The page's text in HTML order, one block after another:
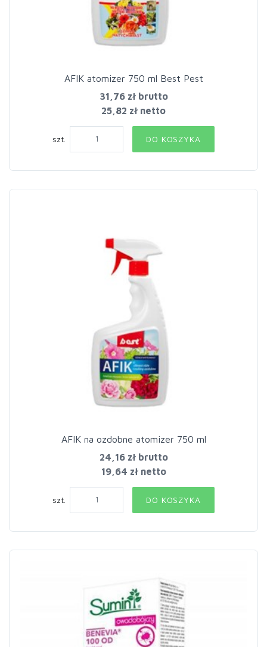
AFIK atomizer 750 ml Best Pest
31,76 złbrutto
25,82 zł netto
szt. DO KOSZYKA
AFIK na ozdobne atomizer 750 ml
24,16 złbrutto
19,64 zł netto
szt. DO KOSZYKA